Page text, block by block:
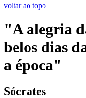
voltar ao topo
"A alegria
belos dias
a época"
Sócrates